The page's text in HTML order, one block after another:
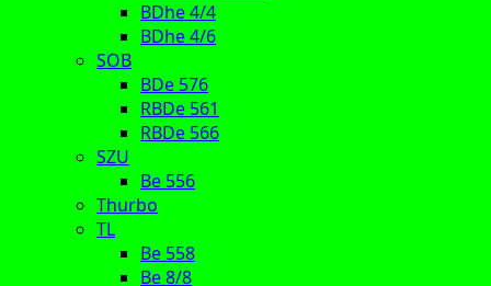
BDhe 4/4
BDhe 4/6
SOB
BDe 576
RBDe 561
RBDe 566
SZU
Be 556
Thurbo
TL
Be 558
Be 8/8